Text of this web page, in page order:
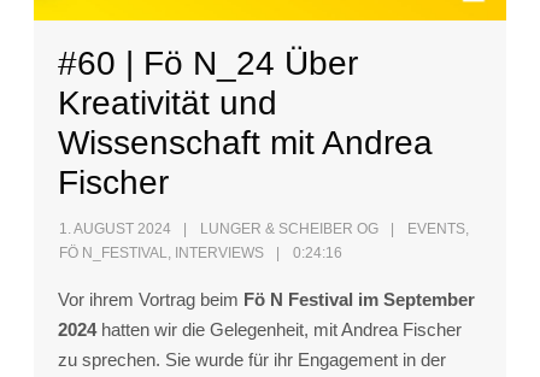
#60 | Fö N_24 Über
Kreativität und
Wissenschaft mit Andrea
Fischer
1. AUGUST 2024 LUNGER & SCHEIBER OG EVENTS,
FÖ N_FESTIVAL, INTERVIEWS 0:24:16
Vor ihrem Vortrag beim Fö N Festival im September
2024hatten wir die Gelegenheit, mit Andrea Fischer
zu sprechen. Sie wurde für ihr Engagement in der